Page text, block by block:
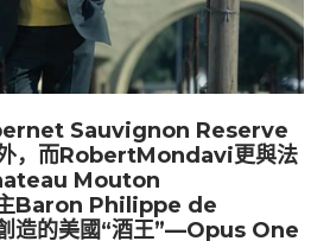
Sauvignon Reserve
，而RobertMondavi更與法
Mouton
Baron Philippe de
造的美國“酒王”—Opus One